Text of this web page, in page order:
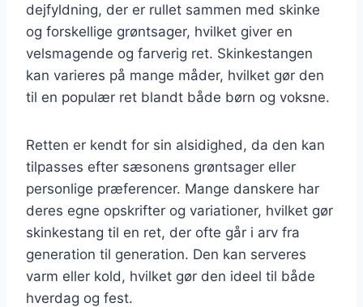
dejfyldning, der er rullet sammen med skinke
og forskellige grøntsager, hvilket giver en
velsmagende og farverig ret. Skinkestangen
kan varieres på mange måder, hvilket gør den
til en populær ret blandt både børn og voksne.
Retten er kendt for sin alsidighed, da den kan
tilpasses efter sæsonens grøntsager eller
personlige præferencer. Mange danskere har
deres egne opskrifter og variationer, hvilket gør
skinkestang til en ret, der ofte går i arv fra
generation til generation. Den kan serveres
varm eller kold, hvilket gør den ideel til både
hverdag og fest.